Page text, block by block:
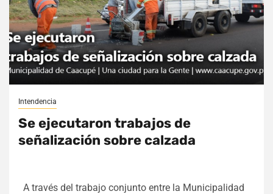
Intendencia
Se ejecutaron trabajos de
señalización sobre calzada
A través del trabajo conjunto entre la Municipalidad